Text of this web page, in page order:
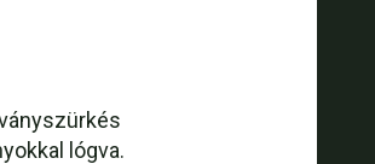
lógva.